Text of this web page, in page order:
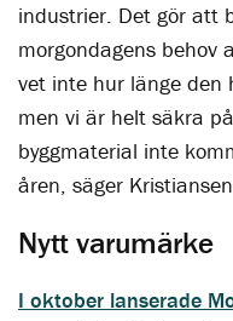
industrier. Det gör att
morgondagens behov
vet inte hur länge den
men vi är helt säkra
byggmaterial inte
åren, säger
Nytt varumärke
I oktober lanserade